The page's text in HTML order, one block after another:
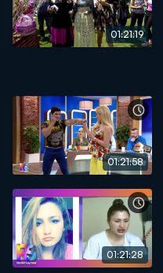
01:21:19
01:21:58
01:21:28